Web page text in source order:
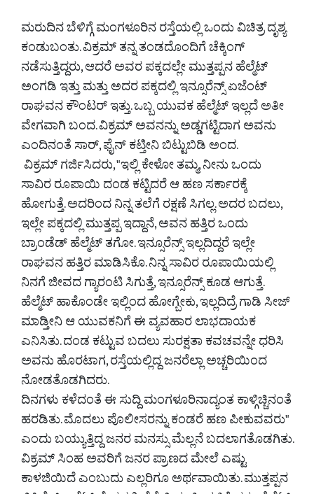
ಮರುದಿನ ಬೆಳಿಗ್ಗೆ ಮಂಗಳೂರಿನ ರಸ್ತೆಯಲ್ಲಿ ಒಂದು ವಿಚಿತ್ರ ದೃಶ್ಯ
ಕಂಡುಬಂತು. ವಿಕ್ರಮ್ ತನ್ನ ತಂಡದೊಂದಿಗೆ ಚೆಕ್ಕಿಂಗ್
ನಡೆಸುತ್ತಿದ್ದರು, ಆದರೆ ಅವರ ಪಕ್ಕದಲ್ಲೇ ಮುತ್ತಪ್ಪನ ಹೆಲ್ಮೆಟ್
ಅಂಗಡಿ ಇತ್ತು ಮತ್ತು ಅದರ ಪಕ್ಕದಲ್ಲಿ ಇನ್ಸೂರೆನ್ಸ್ ಏಜೆಂಟ್
ರಾಘವನ ಕೌಂಟರ್ ಇತ್ತು. ಒಬ್ಬ ಯುವಕ ಹೆಲ್ಮೆಟ್ ಇಲ್ಲದೆ ಅತೀ
ವೇಗವಾಗಿ ಬಂದ. ವಿಕ್ರಮ್ ಅವನನ್ನು ಅಡ್ಡಗಟ್ಟಿದಾಗ ಅವನು
ಎಂದಿನಂತೆ ಸಾರ್, ಫೈನ್ ಕಟ್ತೀನಿ ಬಿಟ್ಟುಬಿಡಿ ಅಂದ.
ವಿಕ್ರಮ್ ಗರ್ಜಿಸಿದರು, "ಇಲ್ಲಿ ಕೇಳೋ ತಮ್ಮ, ನೀನು ಒಂದು
ಸಾವಿರ ರೂಪಾಯಿ ದಂಡ ಕಟ್ಟಿದರೆ ಆ ಹಣ ಸರ್ಕಾರಕ್ಕೆ
ಹೋಗುತ್ತೆ. ಅದರಿಂದ ನಿನ್ನ ತಲೆಗೆ ರಕ್ಷಣೆ ಸಿಗಲ್ಲ. ಅದರ ಬದಲು,
ಇಲ್ಲೇ ಪಕ್ಕದಲ್ಲಿ ಮುತ್ತಪ್ಪ ಇದ್ದಾನೆ, ಅವನ ಹತ್ತಿರ ಒಂದು
ಬ್ರಾಂಡೆಡ್ ಹೆಲ್ಮೆಟ್ ತಗೋ. ಇನ್ಸೂರೆನ್ಸ್ ಇಲ್ಲದಿದ್ದರೆ ಇಲ್ಲೇ
ರಾಘವನ ಹತ್ತಿರ ಮಾಡಿಸಿಕೊ. ನಿನ್ನ ಸಾವಿರ ರೂಪಾಯಿಯಲ್ಲಿ
ನಿನಗೆ ಜೀವದ ಗ್ಯಾರಂಟಿ ಸಿಗುತ್ತೆ, ಇನ್ಸೂರೆನ್ಸ್ ಕೂಡ ಆಗುತ್ತೆ.
ಹೆಲ್ಮೆಟ್ ಹಾಕೊಂಡೇ ಇಲ್ಲಿಂದ ಹೋಗ್ಬೇಕು, ಇಲ್ಲದಿದ್ರೆ ಗಾಡಿ ಸೀಜ್
ಮಾಡ್ತೀನಿ ಆ ಯುವಕನಿಗೆ ಈ ವ್ಯವಹಾರ ಲಾಭದಾಯಕ
ಎನಿಸಿತು. ದಂಡ ಕಟ್ಟುವ ಬದಲು ಸುರಕ್ಷತಾ ಕವಚವನ್ನೇ ಧರಿಸಿ
ಅವನು ಹೊರಟಾಗ, ರಸ್ತೆಯಲ್ಲಿದ್ದ ಜನರೆಲ್ಲಾ ಅಚ್ಚರಿಯಿಂದ
ನೋಡತೊಡಗಿದರು.
ದಿನಗಳು ಕಳೆದಂತೆ ಈ ಸುದ್ದಿ ಮಂಗಳೂರಿನಾದ್ಯಂತ ಕಾಳ್ಗಿಚ್ಚಿನಂತೆ
ಹರಡಿತು. ಮೊದಲು ಪೊಲೀಸರನ್ನು ಕಂಡರೆ ಹಣ ಪೀಕುವವರು"
ಎಂದು ಬಯ್ಯುತ್ತಿದ್ದ ಜನರ ಮನಸ್ಸು ಮೆಲ್ಲನೆ ಬದಲಾಗತೊಡಗಿತು.
ವಿಕ್ರಮ್ ಸಿಂಹ ಅವರಿಗೆ ಜನರ ಪ್ರಾಣದ ಮೇಲೆ ಎಷ್ಟು
ಕಾಳಜಿಯಿದೆ ಎಂಬುದು ಎಲ್ಲರಿಗೂ ಅರ್ಥವಾಯಿತು. ಮುತ್ತಪ್ಪನ